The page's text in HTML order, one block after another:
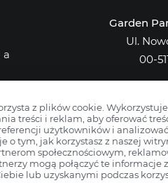
a
Garden
Ul.
00-
NIP:
KRS:
z plików cookie.
treści i reklam, aby oferować
użytkowników i
o tym, jak korzystasz z naszej
społecznościowym,
mogą połączyć te informacje
lub uzyskanymi podczas